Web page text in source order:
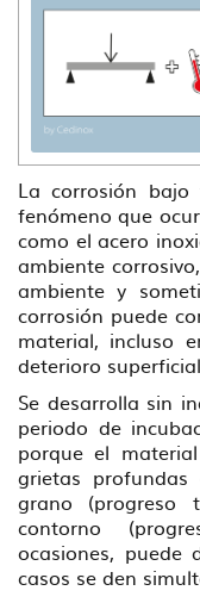
La corrosión bajo
fenómeno que
como el acero
ambiente
ambiente y
corrosión puede
material, incluso
deterioro
Se desarrolla sin
periodo de
porque el
grietas
grano (progreso
contorno
ocasiones, puede
casos se den